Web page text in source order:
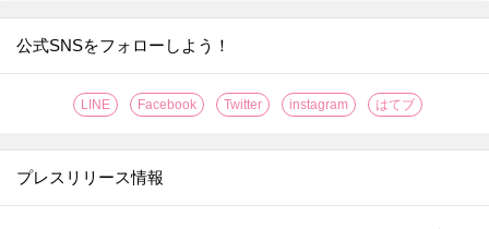
公式SNSをフォローしよう！
LINE Facebook Twitter instagram はてブ
プレスリリース情報